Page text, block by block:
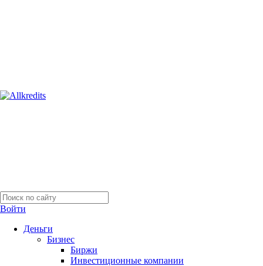
Войти
Деньги
Бизнес
Биржи
Инвестиционные компании